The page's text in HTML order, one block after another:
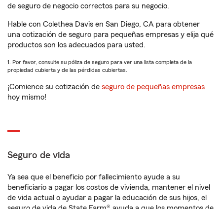
de seguro de negocio correctos para su negocio.
Hable con Colethea Davis en San Diego, CA para obtener
una cotización de seguro para pequeñas empresas y elija qué
productos son los adecuados para usted.
1. Por favor, consulte su póliza de seguro para ver una lista completa de la
propiedad cubierta y de las pérdidas cubiertas.
¡Comience su cotización de seguro de pequeñas empresas
hoy mismo!
Seguro de vida
Ya sea que el beneficio por fallecimiento ayude a su
beneficiario a pagar los costos de vivienda, mantener el nivel
de vida actual o ayudar a pagar la educación de sus hijos, el